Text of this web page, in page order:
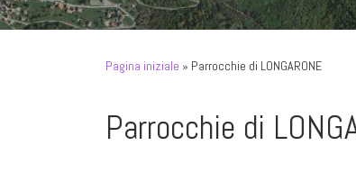
Pagina iniziale » Parrocchie di LONGARONE
Parrocchie di